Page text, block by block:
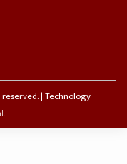
| Technology